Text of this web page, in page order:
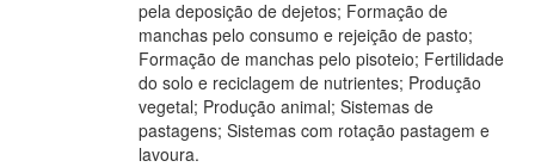
pela deposição de dejetos; Formação de
manchas pelo consumo e rejeição de pasto;
Formação de manchas pelo pisoteio; Fertilidade
do solo e reciclagem de nutrientes; Produção
vegetal; Produção animal; Sistemas de
pastagens; Sistemas com rotação pastagem e
lavoura.